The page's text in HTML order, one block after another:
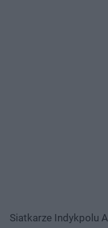
Siatkarze Indykpolu